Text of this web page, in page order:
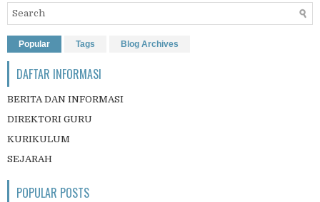
Popular Tags Blog Archives
DAFTAR INFORMASI
BERITA DAN INFORMASI
DIREKTORI GURU
KURIKULUM
SEJARAH
POPULAR POSTS